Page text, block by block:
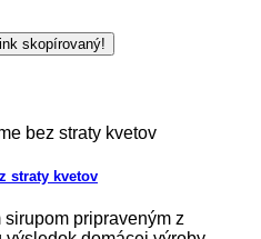
Link skopírovaný!
straty kvetov